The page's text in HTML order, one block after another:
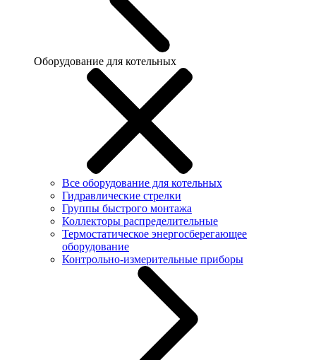
Оборудование для котельных
Все оборудование для котельных
Гидравлические стрелки
Группы быстрого монтажа
Коллекторы распределительные
Термостатическое энергосберегающее
оборудование
Контрольно-измерительные приборы